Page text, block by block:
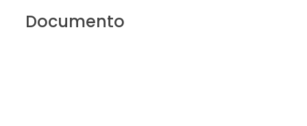
Documento